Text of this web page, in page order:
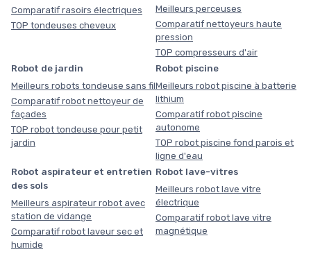
Comparatif rasoirs électriques
TOP tondeuses cheveux
Meilleurs perceuses
Comparatif nettoyeurs haute
pression
TOP compresseurs d'air
Robot de jardin
Meilleurs robots tondeuse sans fil
Comparatif robot nettoyeur de
façades
TOP robot tondeuse pour petit
jardin
Robot piscine
Meilleurs robot piscine à batterie
lithium
Comparatif robot piscine
autonome
TOP robot piscine fond parois et
ligne d'eau
Robot aspirateur et entretien
des sols
Meilleurs aspirateur robot avec
station de vidange
Comparatif robot laveur sec et
humide
Robot lave-vitres
Meilleurs robot lave vitre
électrique
Comparatif robot lave vitre
magnétique